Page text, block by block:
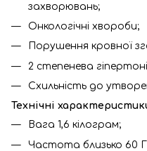
захворювань;
Онкологічні хвороби;
Порушення кровної
2 степенева
Схильність до
Технічні
Вага 1,6 кілограм;
Частота близько 60